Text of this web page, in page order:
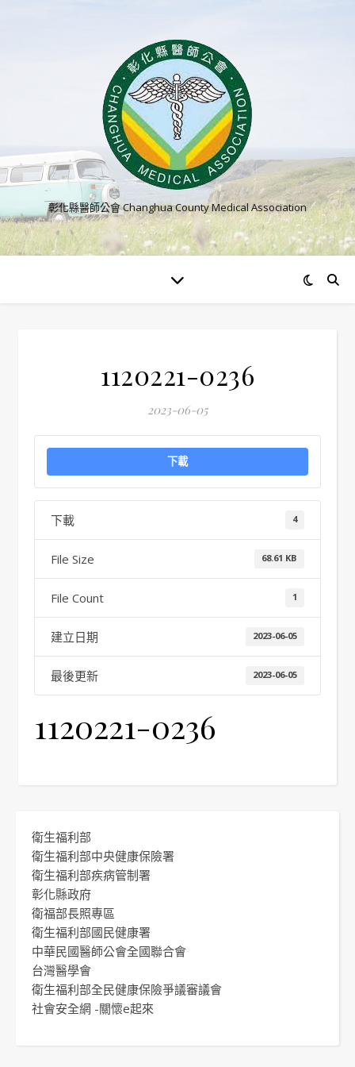
彰化縣醫師公會 Changhua County Medical Association
1120221-0236
2023-06-05
下載
下載 4
File Size 68.61 KB
File Count 1
建立日期 2023-06-05
最後更新 2023-06-05
1120221-0236
衛生福利部
衛生福利部中央健康保險署
衛生福利部疾病管制署
彰化縣政府
衛福部長照專區
衛生福利部國民健康署
中華民國醫師公會全國聯合會
台灣醫學會
衛生福利部全民健康保險爭議審議會
社會安全網 -關懷e起來